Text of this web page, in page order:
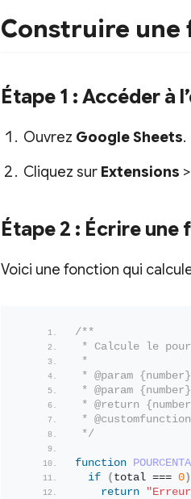
Construire une
Étape 1 : Accéder à
Ouvrez Google Sheets.
Cliquez sur Extensions >
Étape 2 : Écrire
Voici une fonction qui
/**
* Calcule le
*
* @param
* @param
* @return
* @customfunction
*/
function
if
( total === 0)
return